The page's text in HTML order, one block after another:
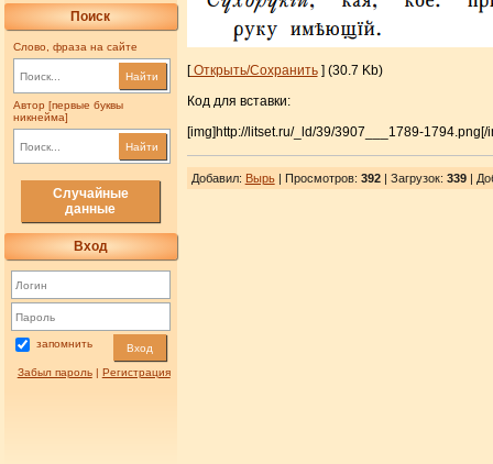
Поиск
Слово, фраза на сайте
Найти
Автор [первые буквы
никнейма]
Найти
Случайные
данные
Вход
запомнить Вход
Забыл пароль| Регистрация
[Открыть/Сохранить] (30.7 Kb)
Код для вставки:
[img]http://litset.ru/_ld/39/3907___1789-1794.png[/
Добавил: Вырь| Просмотров: 392| Загрузок: 339|